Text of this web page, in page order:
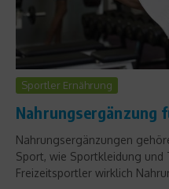
Sportler Ernährung
Nahrungsergänzung
Nahrungsergänzungen
Sport, wie Sportkleidung und
Freizeitsportler wirklich